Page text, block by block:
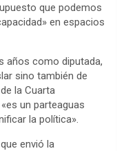
que podemos
en espacios
años como diputada,
sino también de
la Cuarta
un parteaguas
la política».
envió la